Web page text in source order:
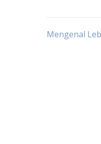
Post
Mengenal